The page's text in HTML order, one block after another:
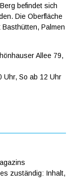
befindet sich
Die Oberfläche
Palmen
Allee 79,
Uhr, So ab 12 Uhr
zuständig: Inhalt,